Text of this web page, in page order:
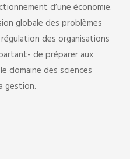
d’une économie.
globale des problèmes
des organisations
de préparer aux
domaine des sciences
gestion.